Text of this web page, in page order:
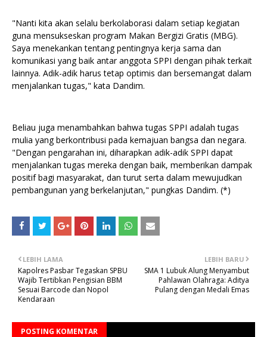
"Nanti kita akan selalu berkolaborasi dalam setiap kegiatan
guna mensukseskan program Makan Bergizi Gratis (MBG).
Saya menekankan tentang pentingnya kerja sama dan
komunikasi yang baik antar anggota SPPI dengan pihak terkait
lainnya. Adik-adik harus tetap optimis dan bersemangat dalam
menjalankan tugas," kata Dandim.
Beliau juga menambahkan bahwa tugas SPPI adalah tugas
mulia yang berkontribusi pada kemajuan bangsa dan negara.
"Dengan pengarahan ini, diharapkan adik-adik SPPI dapat
menjalankan tugas mereka dengan baik, memberikan dampak
positif bagi masyarakat, dan turut serta dalam mewujudkan
pembangunan yang berkelanjutan," pungkas Dandim. (*)
LEBIH BARU
SMA 1 Lubuk Alung Menyambut
Pahlawan Olahraga: Aditya
Pulang dengan Medali Emas
LEBIH LAMA
Kapolres Pasbar Tegaskan SPBU
Wajib Tertibkan Pengisian BBM
Sesuai Barcode dan Nopol
Kendaraan
POSTING KOMENTAR